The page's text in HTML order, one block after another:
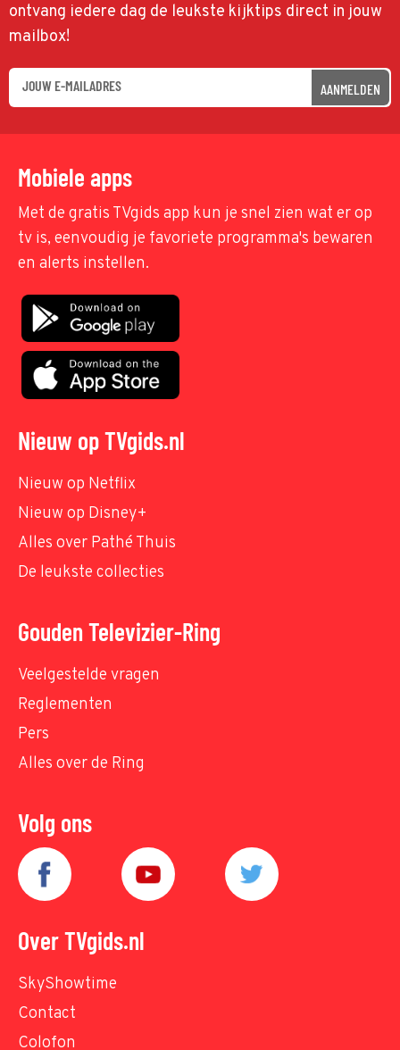
ontvang iedere dag de leukste kijktips direct in jouw
mailbox!
AANMELDEN
Mobiele apps
Met de gratis TVgids app kun je snel zien wat er op
tv is, eenvoudig je favoriete programma's bewaren
en alerts instellen.
Nieuw op TVgids.nl
Nieuw op Netflix
Nieuw op Disney+
Alles over Pathé Thuis
De leukste collecties
Gouden Televizier-Ring
Veelgestelde vragen
Reglementen
Pers
Alles over de Ring
Volg ons
Over TVgids.nl
SkyShowtime
Contact
Colofon